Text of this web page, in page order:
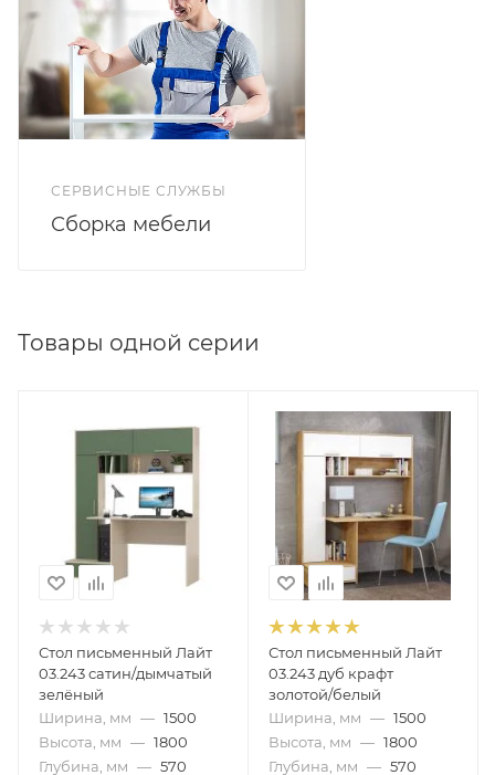
СЕРВИСНЫЕ СЛУЖБЫ
Сборка мебели
Товары одной серии
Стол письменный Лайт
03.243 сатин/дымчатый
зелёный
Ширина, мм — 1500
Высота, мм — 1800
Глубина, мм — 570
Стол письменный Лайт
03.243 дуб крафт
золотой/белый
Ширина, мм — 1500
Высота, мм — 1800
Глубина, мм — 570